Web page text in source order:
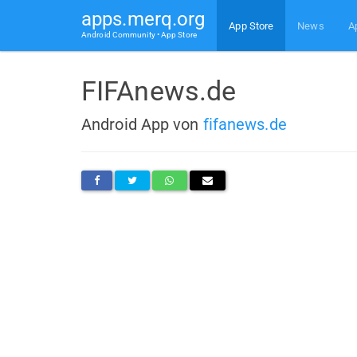
apps.merq.org
Android Community • App Store
App Store News
FIFAnews.de
Android App von fifanews.de